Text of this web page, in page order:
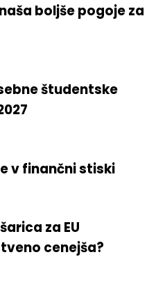
boljše pogoje za
študentske
v finančni stiski
za EU
cenejša?